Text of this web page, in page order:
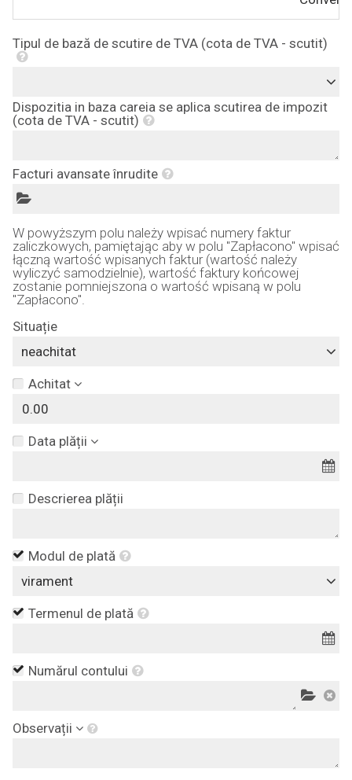
Tipul de bază de scutire de TVA (cota de TVA - scutit)
Dispozitia in baza careia se aplica scutirea de impozit
(cota de TVA - scutit)
Facturi avansate înrudite
W powyższym polu należy wpisać numery faktur
zaliczkowych, pamiętając aby w polu "Zapłacono" wpisać
łączną wartość wpisanych faktur (wartość należy
wyliczyć samodzielnie), wartość faktury końcowej
zostanie pomniejszona o wartość wpisaną w polu
"Zapłacono".
Situație
neachitat
Achitat
Data plății
Descrierea plății
Modul de plată
virament
Termenul de plată
Numărul contului
Observații